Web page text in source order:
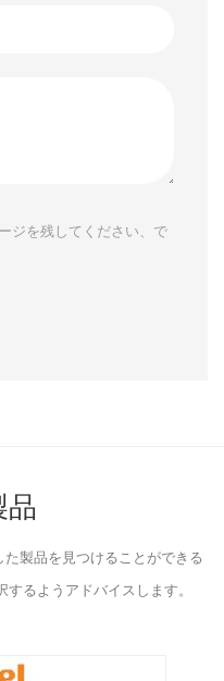
ジを残してください、で
品
製品を見つけることができる
るようアドバイスします。